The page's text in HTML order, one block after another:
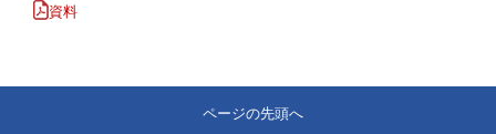
資料
ページの先頭へ